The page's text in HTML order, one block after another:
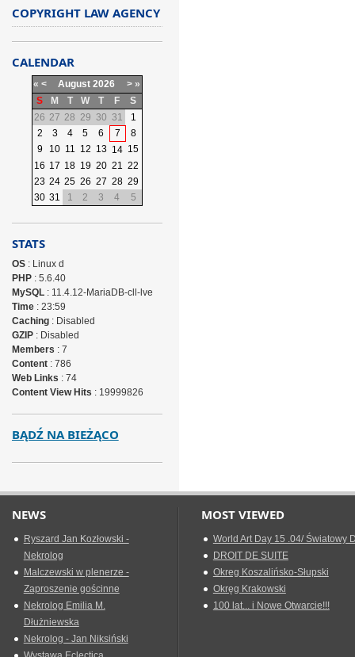
COPYRIGHT LAW AGENCY
CALENDAR
« < August 2026 > »
S
M T W T F
S
26 27 28 29 30 31
1
2
3 4 5 6 7
8
9
10 11 12 13 14 15
16 17 18 19 20 21 22
23 24 25 26 27 28 29
30 31 1 2 3 4 5
STATS
OS: Linux d
PHP: 5.6.40
MySQL: 11.4.12-MariaDB-cll-lve
Time: 23:59
Caching: Disabled
GZIP: Disabled
Members : 7
Content: 786
Web Links : 74
Content View Hits : 19999826
BĄDŹ NA BIEŻĄCO
NEWS
Ryszard Jan Kozłowski -
Nekrolog
Malczewski w plenerze -
Zaproszenie gościnne
Nekrolog Emilia M.
Dłużniewska
Nekrolog - Jan Niksiński
MOST VIEWED
World Art Day 15 .04/ Światowy
DROIT DE SUITE
Okreg Koszalińsko-Słupski
Okręg Krakowski
100 lat... i Nowe Otwarcie!!!